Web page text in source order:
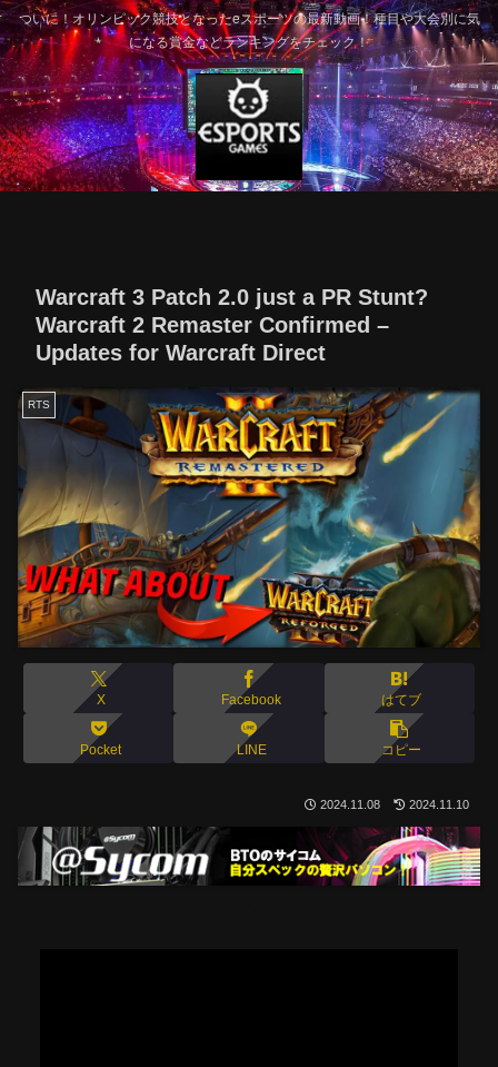
ついに！オリンピック競技となったeスポーツの最新動画！種目や大会別に気
になる賞金などランキングをチェック！
Warcraft 3 Patch 2.0 just a PR Stunt?
Warcraft 2 Remaster Confirmed –
Updates for Warcraft Direct
RTS
X Facebook はてブ
Pocket LINE コピー
2024.11.08 2024.11.10